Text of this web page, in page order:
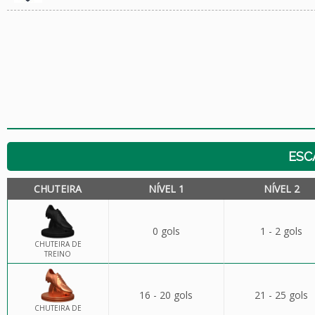
CHUTEIRA NÍVEL 1 NÍVEL 2
CHUTEIRA DE
TREINO
0 gols 1 - 2 gols
CHUTEIRA DE
16 - 20 gols 21 - 25 gols